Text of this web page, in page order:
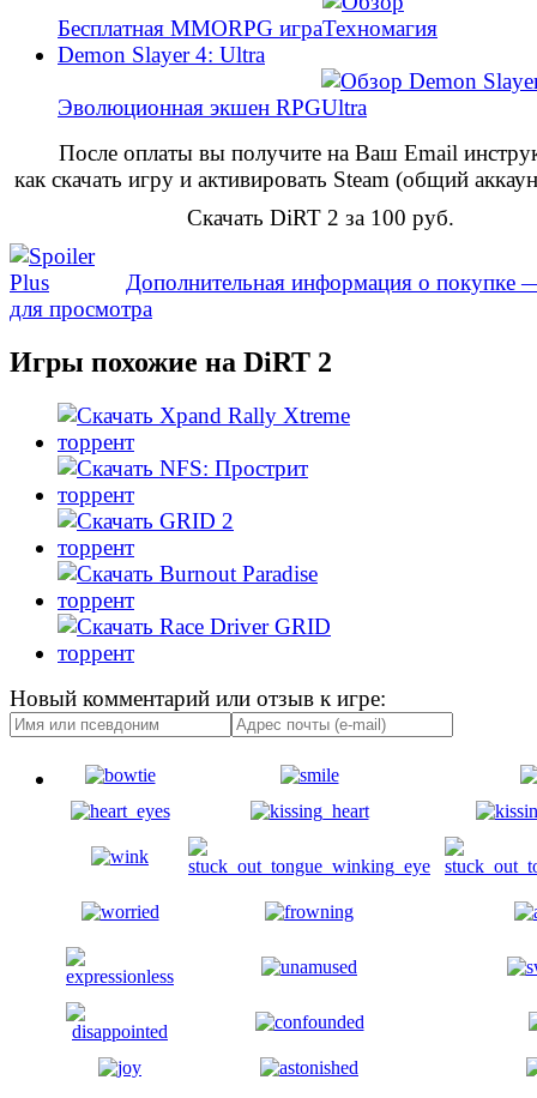
Бесплатная MMORPG игра
Demon Slayer 4: Ultra
Эволюционная экшен RPG
После оплаты вы получите на Ваш Email
как скачать игру и активировать Steam (общий
Скачать DiRT 2 за 100 руб.
Дополнительная информация о покупке
для просмотра
Игры похожие на DiRT 2
Новый комментарий или отзыв к игре: